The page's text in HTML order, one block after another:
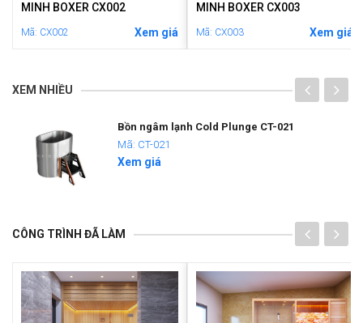
MINH BOXER CX002
Mã: CX002 Xem giá
MINH BOXER CX003
Mã: CX003 Xem giá
XEM NHIỀU
Bồn ngâm lạnh Cold Plunge CT-021
Mã: CT-021
Xem giá
CÔNG TRÌNH ĐÃ LÀM